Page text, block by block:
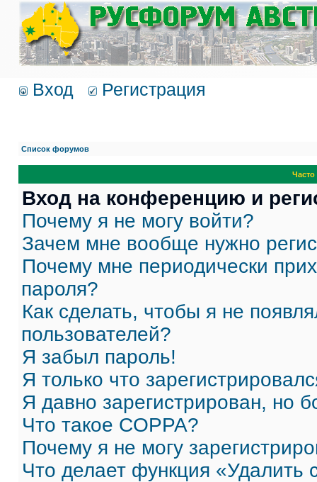
Вход Регистрация
Список форумов
Вход на конференцию и
Почему я не могу войти?
Зачем мне вообще нужно
Почему мне периодически
пароля?
Как сделать, чтобы я не
пользователей?
Я забыл пароль!
Я только что
Я давно зарегистрирован, но
Что такое COPPA?
Почему я не могу
Что делает функция «Удалить